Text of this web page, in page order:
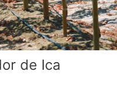
de Ica